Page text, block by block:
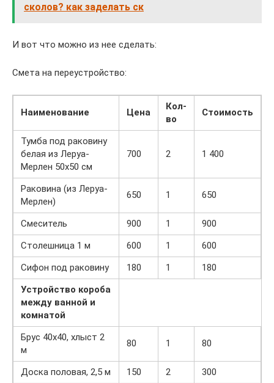
сколов? как заделать ск
И вот что можно из нее сделать:
Смета на переустройство:
Наименование Цена
Кол-
во
Стоимость
Тумба под раковину
белая из Леруа-
Мерлен 50х50 см
700 2 1 400
Раковина (из Леруа-
Мерлен)
650 1 650
Смеситель 900 1
900
Столешница 1 м
600 1
600
Сифон под раковину
180 1
180
Устройство короба
между ванной и
комнатой
Брус 40х40, хлыст 2
м
80 1 80
Доска половая, 2,5 м 150 2
300